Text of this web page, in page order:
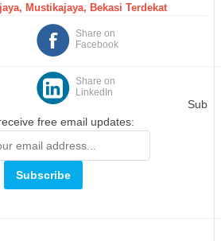
Mustikajaya, Bekasi Terdekat
Share on
Facebook
Share on
LinkedIn
Sub
free email updates: